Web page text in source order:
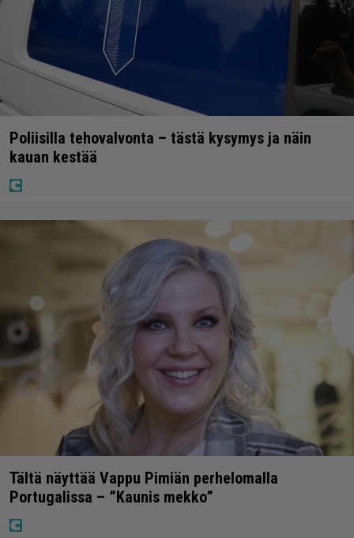
Poliisilla tehovalvonta – tästä kysymys ja näin
kauan kestää
Tältä näyttää Vappu Pimiän perhelomalla
Portugalissa – ”Kaunis mekko”